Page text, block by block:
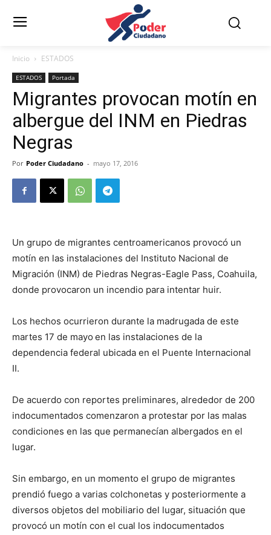
Inicio ESTADOS
ESTADOS Portada
Migrantes provocan motín en
albergue del INM en Piedras
Negras
Por Poder Ciudadano - mayo 17, 2016
Un grupo de migrantes centroamericanos provocó un
motín en las instalaciones del Instituto Nacional de
Migración (INM) de Piedras Negras-Eagle Pass, Coahuila,
donde provocaron un incendio para intentar huir.
Los hechos ocurrieron durante la madrugada de este
martes 17 de mayo en las instalaciones de la
dependencia federal ubicada en el Puente Internacional
II.
De acuerdo con reportes preliminares, alrededor de 200
indocumentados comenzaron a protestar por las malas
condiciones en las que permanecían albergados en el
lugar.
Sin embargo, en un momento el grupo de migrantes
prendió fuego a varias colchonetas y posteriormente a
diversos objetos del mobiliario del lugar, situación que
provocó un motín con el cual los indocumentados